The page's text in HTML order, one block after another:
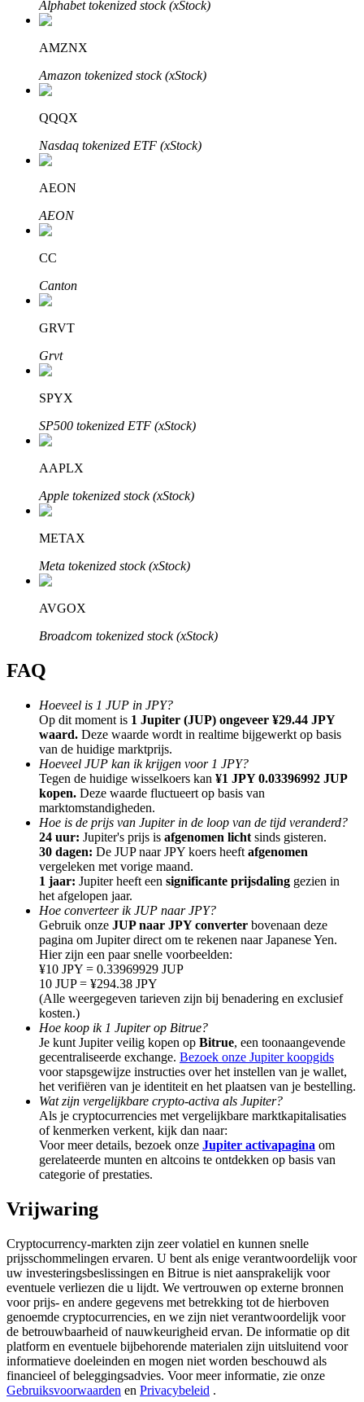
Auto Invest
Meer informatie over het verdienen van passief inkomen
Bitrue
Bitrue-partners
Bitrue Affiliates
Doorverwijzing
Nodig een vriend uit om contante beloningen te ontvangen
Deposit CASHCAT & Win
Deposit CASHCAT & Win
Share 500000 CASHCAT prize pool
Exclusive for BitMart Users
Register & Trade to Win 500,000 USDT
Precious Metals Trading Carnival
Trade Gold & Silver · 33,333 USDT Bonus
USDT New User Exclusive 10% APR
USDT Flexible Staking | Daily Rewards
Alphabet tokenized stock (xStock)
AMZNX
Amazon tokenized stock (xStock)
QQQX
Nasdaq tokenized ETF (xStock)
AEON
AEON
CC
Canton
GRVT
Grvt
SPYX
SP500 tokenized ETF (xStock)
AAPLX
Apple tokenized stock (xStock)
METAX
Meta tokenized stock (xStock)
AVGOX
Broadcom tokenized stock (xStock)
FAQ
Hoeveel is 1 JUP in JPY?
Op dit moment is 1 Jupiter (JUP) ongeveer ¥29.44 JPY
waard. Deze waarde wordt in realtime bijgewerkt op basis
van de huidige marktprijs.
Hoeveel JUP kan ik krijgen voor 1 JPY?
Tegen de huidige wisselkoers kan ¥1 JPY 0.03396992 JUP
kopen. Deze waarde fluctueert op basis van
marktomstandigheden.
Hoe is de prijs van Jupiter in de loop van de tijd veranderd?
24 uur: Jupiter's prijs is afgenomen licht sinds gisteren.
30 dagen: De JUP naar JPY koers heeft afgenomen
vergeleken met vorige maand.
1 jaar: Jupiter heeft een significante prijsdaling gezien in
het afgelopen jaar.
Hoe converteer ik JUP naar JPY?
Gebruik onze JUP naar JPY converter bovenaan deze
pagina om Jupiter direct om te rekenen naar Japanese Yen.
Hier zijn een paar snelle voorbeelden:
¥10 JPY = 0.33969929 JUP
10 JUP = ¥294.38 JPY
(Alle weergegeven tarieven zijn bij benadering en exclusief
kosten.)
Hoe koop ik 1 Jupiter op Bitrue?
Je kunt Jupiter veilig kopen op Bitrue, een toonaangevende
gecentraliseerde exchange. Bezoek onze Jupiter koopgids
voor stapsgewijze instructies over het instellen van je wallet,
het verifiëren van je identiteit en het plaatsen van je bestelling.
Wat zijn vergelijkbare crypto-activa als Jupiter?
Als je cryptocurrencies met vergelijkbare marktkapitalisaties
of kenmerken verkent, kijk dan naar:
Voor meer details, bezoek onze Jupiter activapagina om
gerelateerde munten en altcoins te ontdekken op basis van
categorie of prestaties.
Vrijwaring
Cryptocurrency-markten zijn zeer volatiel en kunnen snelle
prijsschommelingen ervaren. U bent als enige verantwoordelijk voor
uw investeringsbeslissingen en Bitrue is niet aansprakelijk voor
eventuele verliezen die u lijdt. We vertrouwen op externe bronnen
voor prijs- en andere gegevens met betrekking tot de hierboven
genoemde cryptocurrencies, en we zijn niet verantwoordelijk voor
de betrouwbaarheid of nauwkeurigheid ervan. De informatie op dit
platform en eventuele bijbehorende materialen zijn uitsluitend voor
informatieve doeleinden en mogen niet worden beschouwd als
financieel of beleggingsadvies. Voor meer informatie, zie onze
Gebruiksvoorwaarden en Privacybeleid .